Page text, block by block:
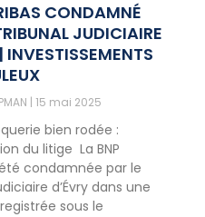
CONDAMNÉ
JUDICIAIRE
INVESTISSEMENTS
15 mai 2025
bien rodée :
du litige La BNP
condamnée par le
d’Évry dans une
sous le